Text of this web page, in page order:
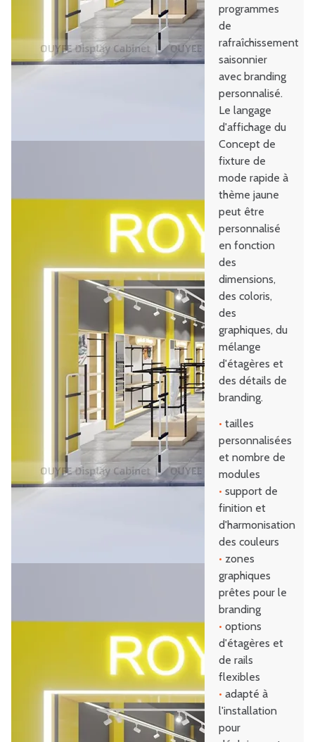
programmes
de
rafraîchissement
saisonnier
avec branding
personnalisé.
Le langage
d'affichage du
Concept de
fixture de
mode rapide à
thème jaune
peut être
personnalisé
en fonction
des
dimensions,
des coloris,
des
graphiques, du
mélange
d'étagères et
des détails de
branding.
• tailles
personnalisées
et nombre de
modules
• support de
finition et
d'harmonisation
des couleurs
• zones
graphiques
prêtes pour le
branding
• options
d'étagères et
de rails
flexibles
• adapté à
l'installation
pour